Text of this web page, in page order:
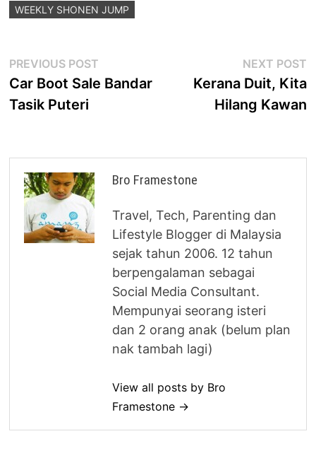
WEEKLY SHONEN JUMP
Post
navigation
PREVIOUS POST
post:
Car Boot Sale Bandar
Tasik Puteri
NEXT POST
Kerana Duit, Kita
Hilang Kawan
Bro Framestone
Travel, Tech, Parenting dan
Lifestyle Blogger di Malaysia
sejak tahun 2006. 12 tahun
berpengalaman sebagai
Social Media Consultant.
Mempunyai seorang isteri
dan 2 orang anak (belum plan
nak tambah lagi)
View all posts by Bro
Framestone →